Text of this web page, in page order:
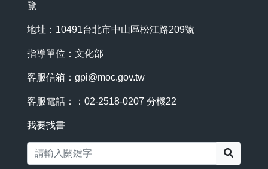
覽
地址：10491台北市中山區松江路209號
指導單位：文化部
客服信箱： gpi@moc.gov.tw
客服電話：：02-2518-0207 分機22
我要找書